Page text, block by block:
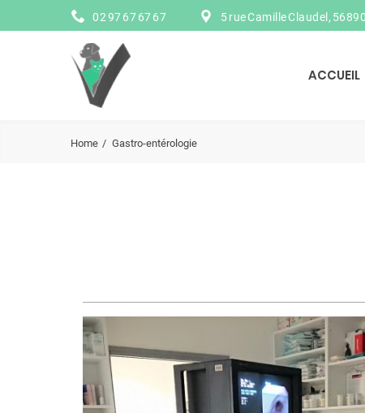
02 97 67 67 67 5 rue Camille Claudel,
ACCUEIL
Home Gastro-entérologie